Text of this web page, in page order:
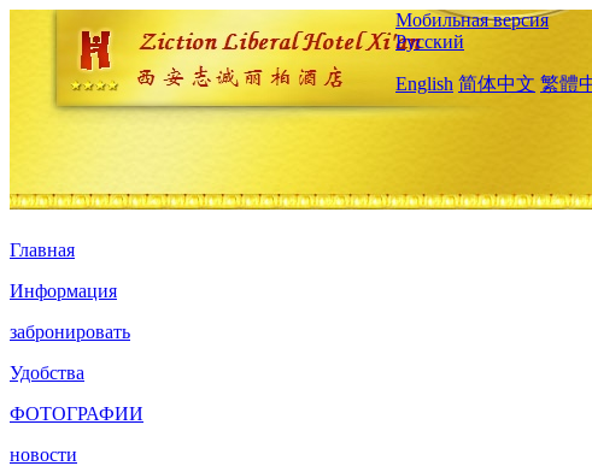
Мобильная версия
Русский
English 简体中文 繁體
Главная
Информация
забронировать
Удобства
ФОТОГРАФИИ
новости